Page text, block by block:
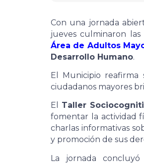
Con una jornada
jueves culminaron las
Área de Adultos
Desarrollo Humano.
El Municipio
ciudadanos mayores
El Taller
fomentar la actividad
charlas informativas
y promoción de sus
La jornada